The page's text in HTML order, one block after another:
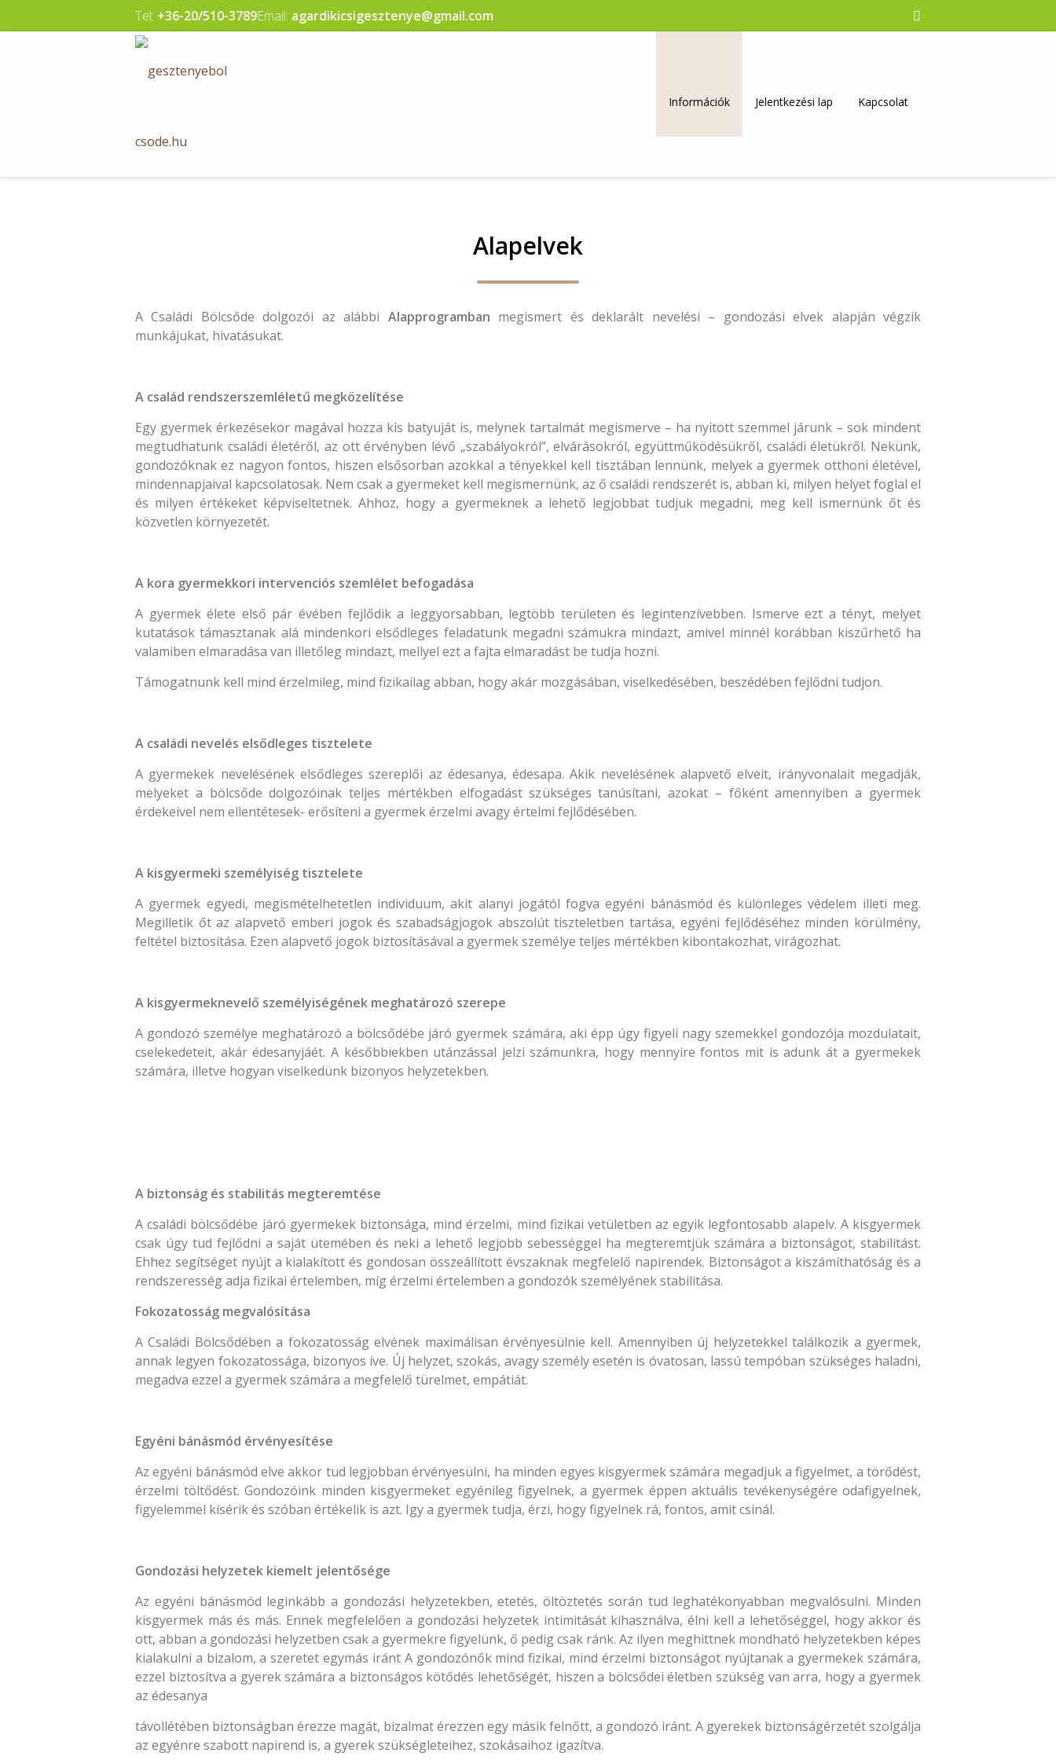
to
Tel: +36-20/510-3789Email: agardikicsigesztenye@gmail.com
Információk Jelentkezési lap Kapcsolat
Alapelvek
A Családi Bölcsőde dolgozói az alábbi Alapprogramban megismert és deklarált nevelési – gondozási elvek alapján végzik
munkájukat, hivatásukat.
A család rendszerszemléletű megközelítése
Egy gyermek érkezésekor magával hozza kis batyuját is, melynek tartalmát megismerve – ha nyitott szemmel járunk – sok mindent
megtudhatunk családi életéről, az ott érvényben lévő „szabályokról”, elvárásokról, együttműködésükről, családi életükről. Nekünk,
gondozóknak ez nagyon fontos, hiszen elsősorban azokkal a tényekkel kell tisztában lennünk, melyek a gyermek otthoni életével,
mindennapjaival kapcsolatosak. Nem csak a gyermeket kell megismernünk, az ő családi rendszerét is, abban ki, milyen helyet foglal el
és milyen értékeket képviseltetnek. Ahhoz, hogy a gyermeknek a lehető legjobbat tudjuk megadni, meg kell ismernünk őt és
közvetlen környezetét.
A kora gyermekkori intervenciós szemlélet befogadása
A gyermek élete első pár évében fejlődik a leggyorsabban, legtöbb területen és legintenzívebben. Ismerve ezt a tényt, melyet
kutatások támasztanak alá mindenkori elsődleges feladatunk megadni számukra mindazt, amivel minnél korábban kiszűrhető ha
valamiben elmaradása van illetőleg mindazt, mellyel ezt a fajta elmaradást be tudja hozni.
Támogatnunk kell mind érzelmileg, mind fizikailag abban, hogy akár mozgásában, viselkedésében, beszédében fejlődni tudjon.
A családi nevelés elsődleges tisztelete
A gyermekek nevelésének elsődleges szereplői az édesanya, édesapa. Akik nevelésének alapvető elveit, irányvonalait megadják,
melyeket a bölcsőde dolgozóinak teljes mértékben elfogadást szükséges tanúsítani, azokat – főként amennyiben a gyermek
érdekeivel nem ellentétesek- erősíteni a gyermek érzelmi avagy értelmi fejlődésében.
A kisgyermeki személyiség tisztelete
A gyermek egyedi, megismételhetetlen individuum, akit alanyi jogától fogva egyéni bánásmód és különleges védelem illeti meg.
Megilletik őt az alapvető emberi jogok és szabadságjogok abszolút tiszteletben tartása, egyéni fejlődéséhez minden körülmény,
feltétel biztosítása. Ezen alapvető jogok biztosításával a gyermek személye teljes mértékben kibontakozhat, virágozhat.
A kisgyermeknevelő személyiségének meghatározó szerepe
A gondozó személye meghatározó a bölcsődébe járó gyermek számára, aki épp úgy figyeli nagy szemekkel gondozója mozdulatait,
cselekedeteit, akár édesanyjáét. A későbbiekben utánzással jelzi számunkra, hogy mennyire fontos mit is adunk át a gyermekek
számára, illetve hogyan viselkedünk bizonyos helyzetekben.
A biztonság és stabilitás megteremtése
A családi bölcsődébe járó gyermekek biztonsága, mind érzelmi, mind fizikai vetületben az egyik legfontosabb alapelv. A kisgyermek
csak úgy tud fejlődni a saját ütemében és neki a lehető legjobb sebességgel ha megteremtjük számára a biztonságot, stabilitást.
Ehhez segítséget nyújt a kialakított és gondosan összeállított évszaknak megfelelő napirendek. Biztonságot a kiszámíthatóság és a
rendszeresség adja fizikai értelemben, míg érzelmi értelemben a gondozók személyének stabilitása.
Fokozatosság megvalósítása
A Családi Bölcsődében a fokozatosság elvének maximálisan érvényesülnie kell. Amennyiben új helyzetekkel találkozik a gyermek,
annak legyen fokozatossága, bizonyos íve. Új helyzet, szokás, avagy személy esetén is óvatosan, lassú tempóban szükséges haladni,
megadva ezzel a gyermek számára a megfelelő türelmet, empátiát.
Egyéni bánásmód érvényesítése
Az egyéni bánásmód elve akkor tud legjobban érvényesülni, ha minden egyes kisgyermek számára megadjuk a figyelmet, a törődést,
érzelmi töltődést. Gondozóink minden kisgyermeket egyénileg figyelnek, a gyermek éppen aktuális tevékenységére odafigyelnek,
figyelemmel kísérik és szóban értékelik is azt. Igy a gyermek tudja, érzi, hogy figyelnek rá, fontos, amit csinál.
Gondozási helyzetek kiemelt jelentősége
Az egyéni bánásmód leginkább a gondozási helyzetekben, etetés, öltöztetés során tud leghatékonyabban megvalósulni. Minden
kisgyermek más és más. Ennek megfelelően a gondozási helyzetek intimitását kihasználva, élni kell a lehetőséggel, hogy akkor és
ott, abban a gondozási helyzetben csak a gyermekre figyelünk, ő pedig csak ránk. Az ilyen meghittnek mondható helyzetekben képes
kialakulni a bizalom, a szeretet egymás iránt A gondozónők mind fizikai, mind érzelmi biztonságot nyújtanak a gyermekek számára,
ezzel biztosítva a gyerek számára a biztonságos kötődés lehetőségét, hiszen a bölcsődei életben szükség van arra, hogy a gyermek
az édesanya
távollétében biztonságban érezze magát, bizalmat érezzen egy másik felnőtt, a gondozó iránt. A gyerekek biztonságérzetét szolgálja
az egyénre szabott napirend is, a gyerek szükségleteihez, szokásaihoz igazítva.